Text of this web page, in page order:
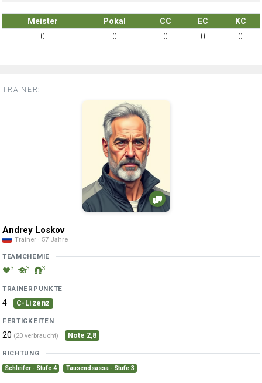
Meister Pokal CC EC
KC
0
0 0 0 0
TRAINER:
Andrey Loskov
Trainer · 57 Jahre
TEAMCHEMIE
3 3 3
TRAINERPUNKTE
4 C-Lizenz
FERTIGKEITEN
20 (20 verbraucht) Note 2,8
RICHTUNG
Schleifer · Stufe 4 Tausendsassa · Stufe 3